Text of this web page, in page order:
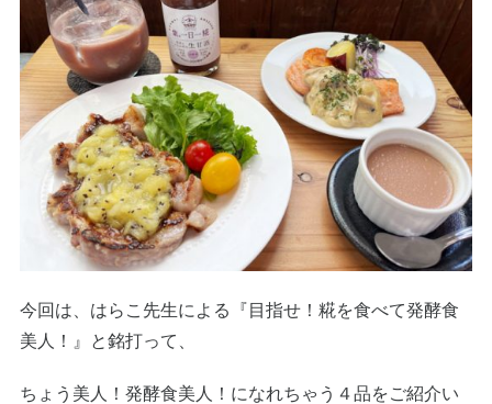
今回は、はらこ先生による『目指せ！糀を食べて発酵食
美人！』と銘打って、
ちょう美人！発酵食美人！になれちゃう４品をご紹介い